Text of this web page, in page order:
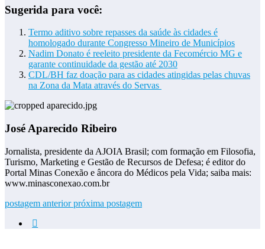
Sugerida para você:
Termo aditivo sobre repasses da saúde às cidades é
homologado durante Congresso Mineiro de Municípios
Nadim Donato é reeleito presidente da Fecomércio MG e
garante continuidade da gestão até 2030
CDL/BH faz doação para as cidades atingidas pelas chuvas
na Zona da Mata através do Servas
José Aparecido Ribeiro
Jornalista, presidente da AJOIA Brasil; com formação em Filosofia,
Turismo, Marketing e Gestão de Recursos de Defesa; é editor do
Portal Minas Conexão e âncora do Médicos pela Vida; saiba mais:
www.minasconexao.com.br
postagem anteriorpróxima postagem